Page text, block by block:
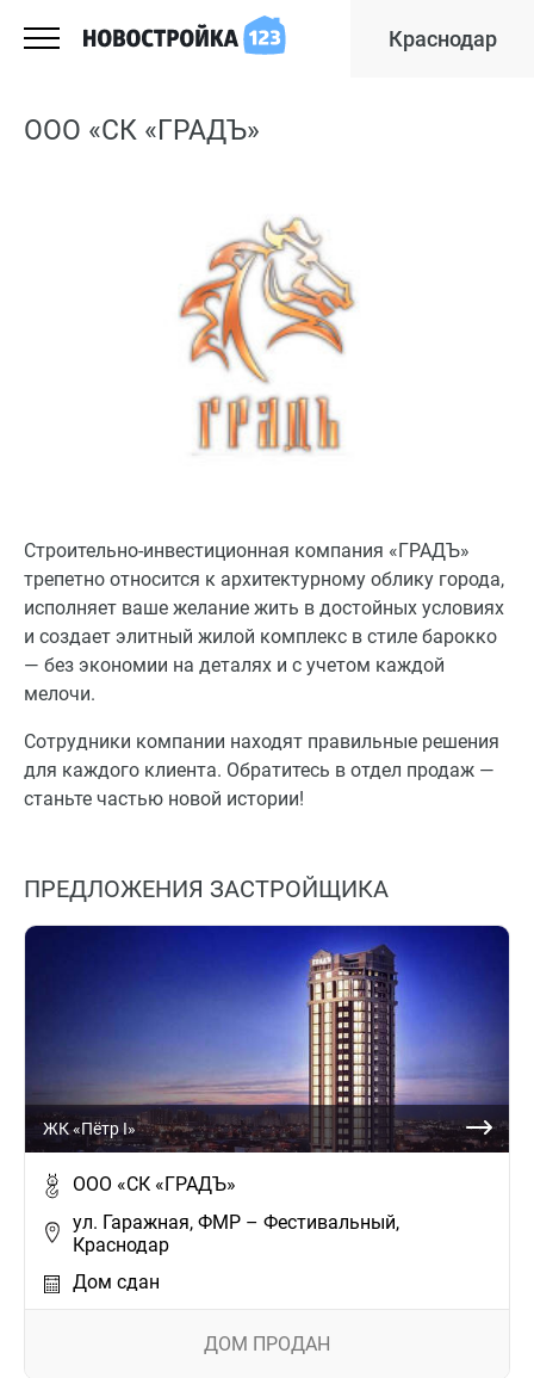
Краснодар
ООО «СК «ГРАДЪ»
Строительно-инвестиционная компания «ГРАДЪ»
трепетно относится к архитектурному облику города,
исполняет ваше желание жить в достойных условиях
и создает элитный жилой комплекс в стиле барокко
— без экономии на деталях и с учетом каждой
мелочи.
Сотрудники компании находят правильные решения
для каждого клиента. Обратитесь в отдел продаж —
станьте частью новой истории!
ПРЕДЛОЖЕНИЯ ЗАСТРОЙЩИКА
ЖК «Пётр I»
ООО «СК «ГРАДЪ»
ул. Гаражная, ФМР – Фестивальный,
Краснодар
Дом сдан
ДОМ ПРОДАН